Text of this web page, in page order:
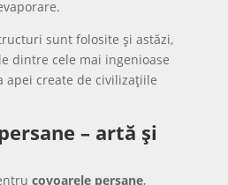
sunt folosite și astăzi,
dintre cele mai ingenioase
apei create de civilizațiile
– artă și
covoarele persane,